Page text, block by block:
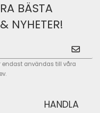
BÄSTA
NYHETER!
användas till våra
HANDLA